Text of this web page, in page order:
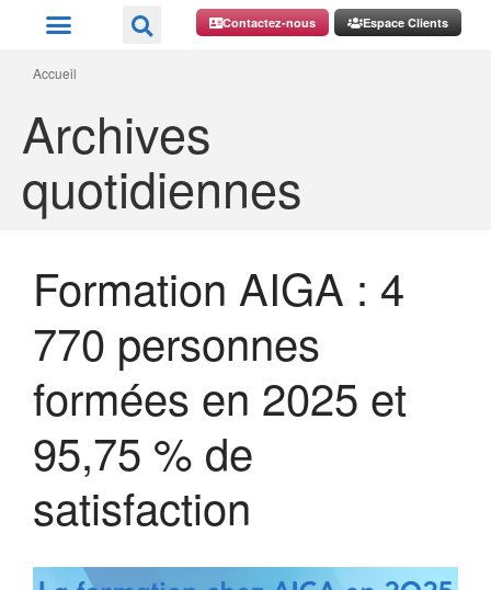
Contactez-nous Espace Clients
Accueil
Archives
quotidiennes
Formation AIGA : 4
770 personnes
formées en 2025 et
95,75 % de
satisfaction